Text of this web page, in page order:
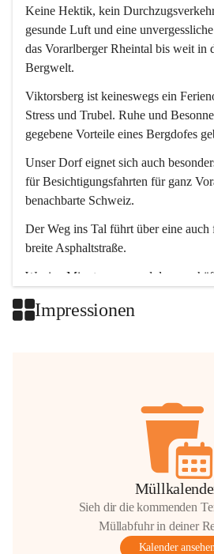
Keine Hektik, kein
gesunde Luft und eine
das Vorarlberger Rheintal bis weit in
Bergwelt.
Viktorsberg ist keineswegs ein
Stress und Trubel. Ruhe und
gegebene Vorteile eines Bergdofes
Unser Dorf eignet sich auch
für Besichtigungsfahrten für ganz
benachbarte Schweiz.
Der Weg ins Tal führt über eine auch
breite Asphaltstraße.
Wenige Minuten nur, und das
Impressionen
Sieh dir die kommenden
Müllabfuhr in deiner
Kalender